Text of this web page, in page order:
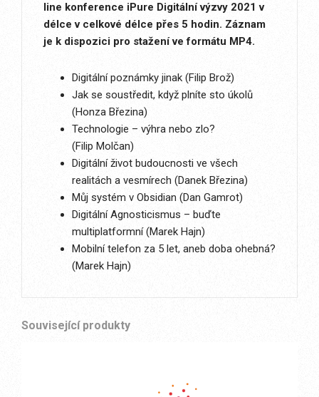
line konference iPure Digitální výzvy 2021 v
délce v celkové délce přes 5 hodin. Záznam
je k dispozici pro stažení ve formátu MP4.
Digitální poznámky jinak (Filip Brož)
Jak se soustředit, když plníte sto úkolů
(Honza Březina)
Technologie – výhra nebo zlo?
(Filip Molčan)
Digitální život budoucnosti ve všech
realitách a vesmírech (Danek Březina)
Můj systém v Obsidian (Dan Gamrot)
Digitální Agnosticismus – buďte
multiplatformní (Marek Hajn)
Mobilní telefon za 5 let, aneb doba ohebná?
(Marek Hajn)
Související produkty